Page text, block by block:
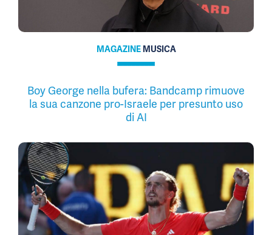
MAGAZINE MUSICA
Boy George nella bufera: Bandcamp rimuove
la sua canzone pro-Israele per presunto uso
di AI